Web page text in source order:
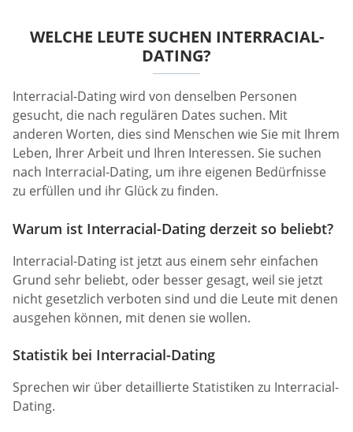
WELCHE LEUTE SUCHEN INTERRACIAL-
DATING?
Interracial-Dating wird von denselben Personen
gesucht, die nach regulären Dates suchen. Mit
anderen Worten, dies sind Menschen wie Sie mit Ihrem
Leben, Ihrer Arbeit und Ihren Interessen. Sie suchen
nach Interracial-Dating, um ihre eigenen Bedürfnisse
zu erfüllen und ihr Glück zu finden.
Warum ist Interracial-Dating derzeit so beliebt?
Interracial-Dating ist jetzt aus einem sehr einfachen
Grund sehr beliebt, oder besser gesagt, weil sie jetzt
nicht gesetzlich verboten sind und die Leute mit denen
ausgehen können, mit denen sie wollen.
Statistik bei Interracial-Dating
Sprechen wir über detaillierte Statistiken zu Interracial-
Dating.